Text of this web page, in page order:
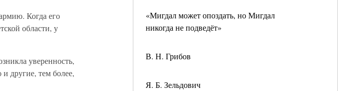
«Мигдал может опоздать, но Мигдал
никогда не подведёт»
В. Н. Грибов
Я. Б. Зельдович
Когда его
области, у
уверенность,
другие, тем более,